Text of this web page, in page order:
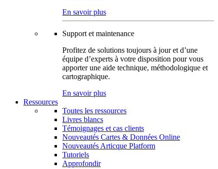
En savoir plus
Support et maintenance
Profitez de solutions toujours à jour et d’une
équipe d’experts à votre disposition pour vous
apporter une aide technique, méthodologique et
cartographique.
En savoir plus
Ressources
Toutes les ressources
Livres blancs
Témoignages et cas clients
Nouveautés Cartes & Données Online
Nouveautés Articque Platform
Tutoriels
Approfondir